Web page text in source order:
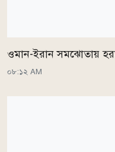
ওমান-ইরান সমঝোতায়
০৮:১২ AM